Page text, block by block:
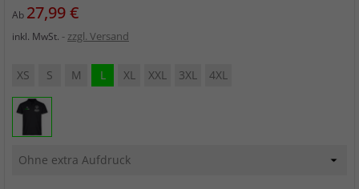
Ab Preis
27,99 €
inkl. MwSt. zzgl. Versand
XS S M L XL XXL 3XL 4XL